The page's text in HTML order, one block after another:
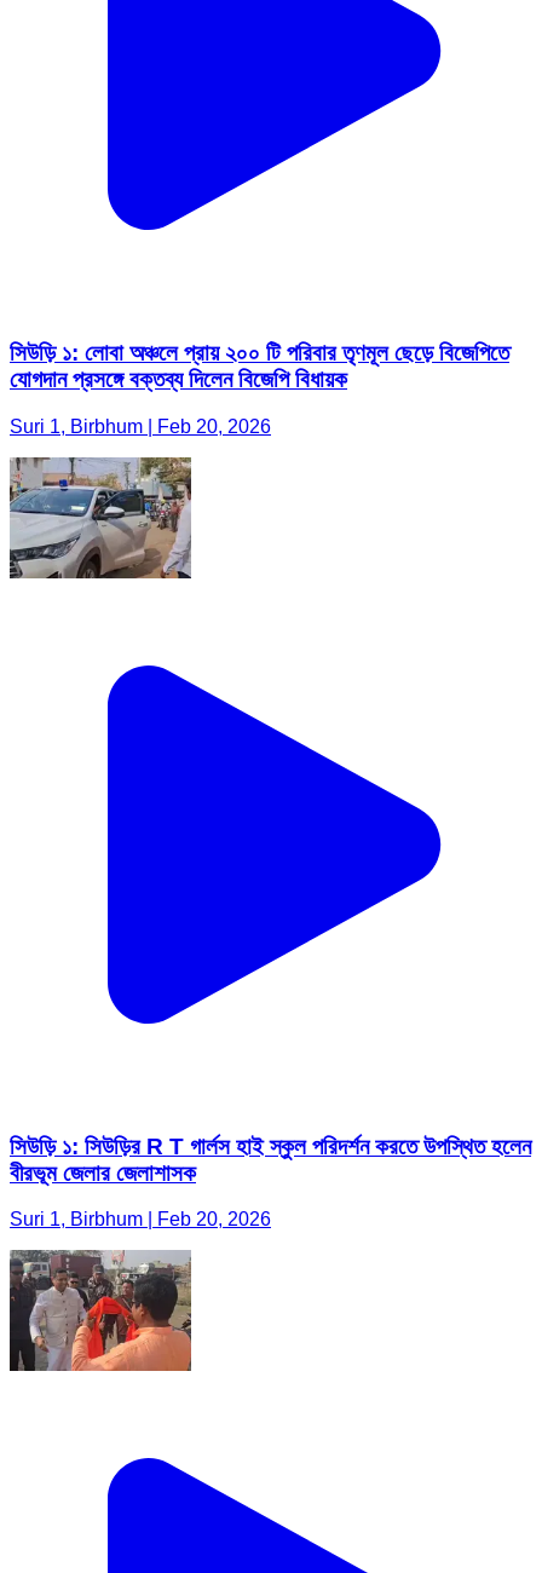
সিউড়ি ১: লোবা অঞ্চলে প্রায় ২০০ টি পরিবার তৃণমূল ছেড়ে বিজেপিতে
যোগদান প্রসঙ্গে বক্তব্য দিলেন বিজেপি বিধায়ক
Suri 1, Birbhum | Feb 20, 2026
সিউড়ি ১: সিউড়ির R T গার্লস হাই স্কুল পরিদর্শন করতে উপস্থিত হলেন
বীরভূম জেলার জেলাশাসক
Suri 1, Birbhum | Feb 20, 2026